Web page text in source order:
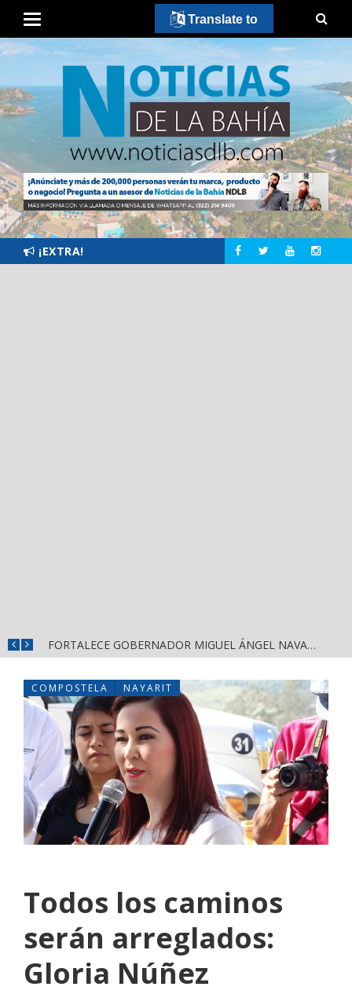
¡EXTRA!
FORTALECE GOBERNADOR MIGUEL ÁNGEL NAVARRO LA COORDINACIÓN CON EL SECTOR EDUCATIVO EN NAYARIT
COMPOSTELA NAYARIT
Todos los caminos
serán arreglados:
Gloria Núñez
Translate to